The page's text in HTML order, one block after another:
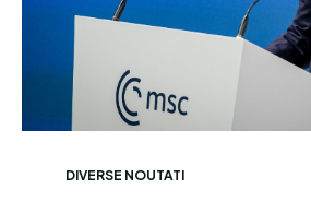
DIVERSE NOUTATI